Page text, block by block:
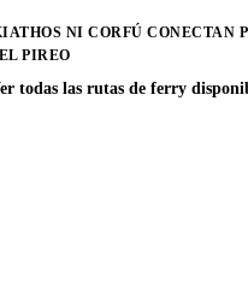
NI CORFÚ CONECTAN
PIREO
todas las rutas de ferry